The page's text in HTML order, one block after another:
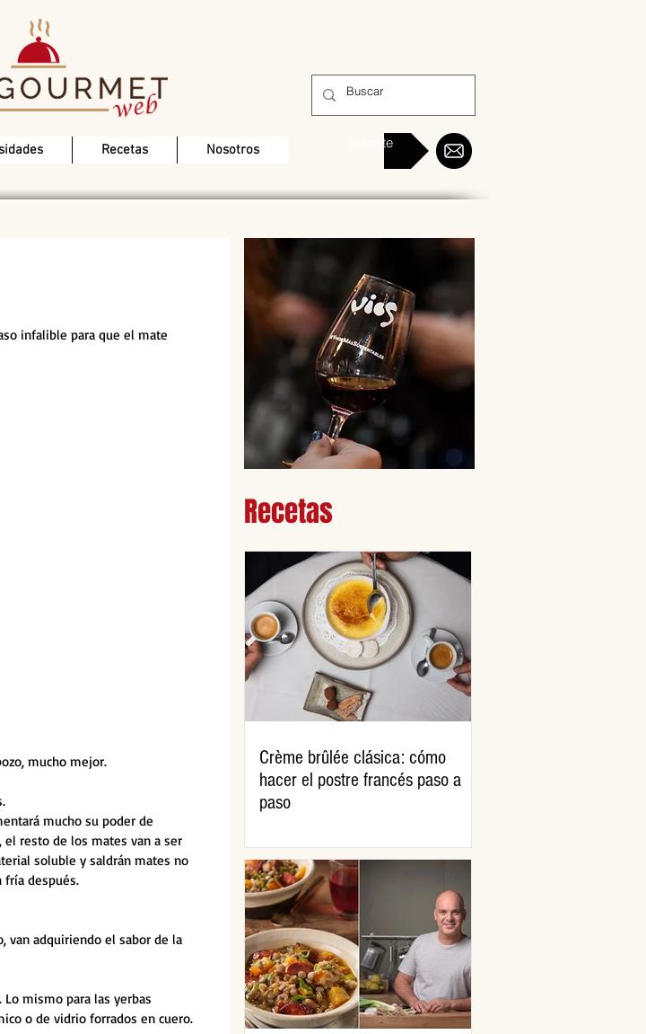
Recetas Nosotros Sumate
infalible para que el mate
mucho mejor.
mucho su poder de
resto de los mates van a ser
soluble y saldrán mates no
fría después.
van adquiriendo el sabor de la
mismo para las yerbas
o de vidrio forrados en cuero.
Recetas
Crème brûlée clásica: cómo
hacer el postre francés paso a
paso